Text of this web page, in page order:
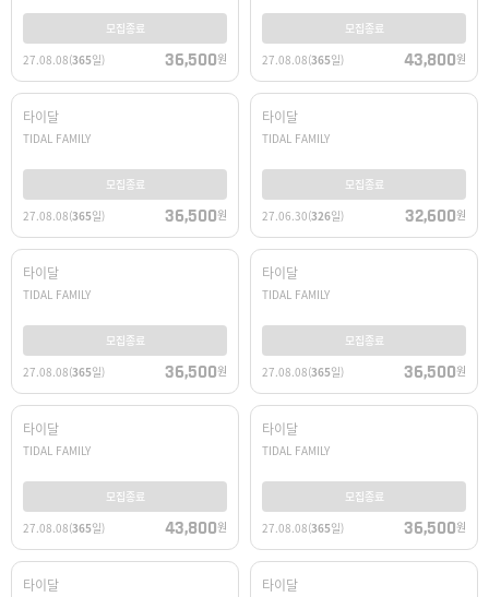
모집종료
27.08.08(365일) 36,500원
모집종료
27.08.08(365일) 43,800원
타이달
TIDAL FAMILY
모집종료
27.08.08(365일) 36,500원
타이달
TIDAL FAMILY
모집종료
27.06.30(326일) 32,600원
타이달
TIDAL FAMILY
모집종료
27.08.08(365일) 36,500원
타이달
TIDAL FAMILY
모집종료
27.08.08(365일) 36,500원
타이달
TIDAL FAMILY
모집종료
27.08.08(365일) 43,800원
타이달
TIDAL FAMILY
모집종료
27.08.08(365일) 36,500원
타이달 타이달